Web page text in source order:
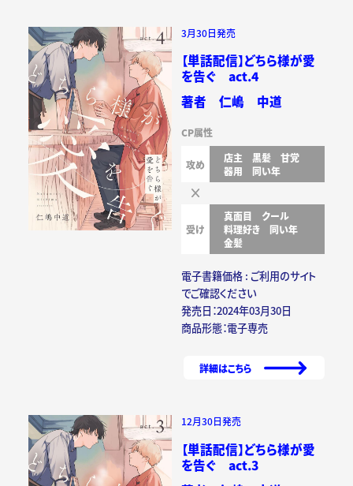
3月30日発売
【単話配信】どちら様が愛
を告ぐ act.4
著者 仁嶋 中道
CP属性
攻め 店主 黒髪
甘党
器用
同い年
受け
真面目
クール
料理好き
同い年
金髪
電子書籍価格 : ご利用のサイト
でご確認ください
発売日：2024年03月30日
商品形態：電子専売
詳細はこちら
12月30日発売
【単話配信】どちら様が愛
を告ぐ act.3